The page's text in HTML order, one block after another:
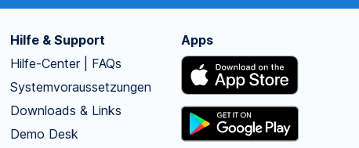
Hilfe & Support
Hilfe-Center | FAQs
Systemvoraussetzungen
Downloads & Links
Demo Desk
Apps